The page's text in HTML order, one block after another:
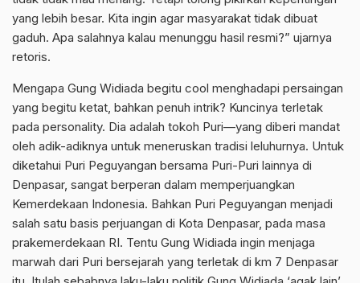
yang lebih besar. Kita ingin agar masyarakat tidak dibuat
gaduh. Apa salahnya kalau menunggu hasil resmi?” ujarnya
retoris.
Mengapa Gung Widiada begitu cool menghadapi persaingan
yang begitu ketat, bahkan penuh intrik? Kuncinya terletak
pada personality. Dia adalah tokoh Puri—yang diberi mandat
oleh adik-adiknya untuk meneruskan tradisi leluhurnya. Untuk
diketahui Puri Peguyangan bersama Puri-Puri lainnya di
Denpasar, sangat berperan dalam memperjuangkan
Kemerdekaan Indonesia. Bahkan Puri Peguyangan menjadi
salah satu basis perjuangan di Kota Denpasar, pada masa
prakemerdekaan RI. Tentu Gung Widiada ingin menjaga
marwah dari Puri bersejarah yang terletak di km 7 Denpasar